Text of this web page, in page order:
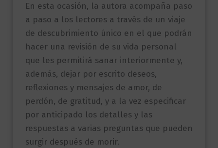
En esta ocasión, la autora acompaña paso
a paso a los lectores a través de un viaje
de descubrimiento único en el que podrán
hacer una revisión de su vida personal
que les permitirá sanar interiormente y,
además, dejar por escrito deseos,
reflexiones y mensajes de amor, de
perdón, de gratitud, y a la vez especificar
por anticipado los detalles y las
respuestas a varias preguntas que pueden
surgir después de morir.